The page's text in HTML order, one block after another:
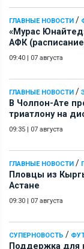
ГЛАВНЫЕ НОВОСТИ /
«Мурас
АФК
09:40 | 07 августа
ГЛАВНЫЕ НОВОСТИ /
В Чолпон-Ате
триатлону на
09:35 | 07 августа
ГЛАВНЫЕ НОВОСТИ /
Пловцы из
Астане
09:30 | 07 августа
СУПЕРНОВОСТЬ /
Поддержка для